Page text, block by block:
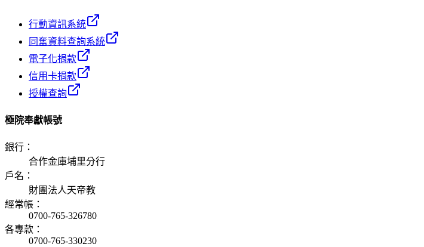
行動資訊系統
同奮資料查詢系統
電子化捐款
信用卡捐款
授權查詢
極院奉獻帳號
銀行 ：
合作金庫埔里分行
戶名 ：
財團法人天帝教
經常帳 ：
0700-765-326780
各專款 ：
0700-765-330230